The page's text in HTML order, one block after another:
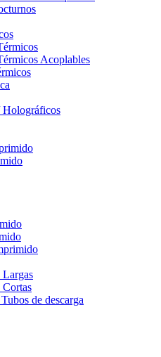
Acoplables
Holográficos
Largas
Cortas
de descarga